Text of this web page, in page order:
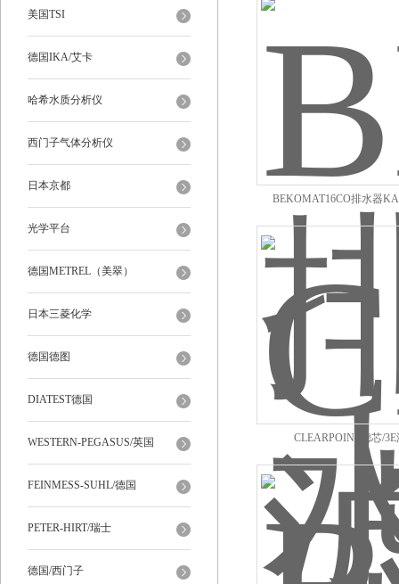
美国TSI
德国IKA/艾卡
哈希水质分析仪
西门子气体分析仪
日本京都
光学平台
德国METREL（美翠）
日本三菱化学
德国德图
DIATEST德国
WESTERN-PEGASUS/英国
FEINMESS-SUHL/德国
PETER-HIRT/瑞士
德国/西门子
BEKOMAT16CO排水器
CLEARPOINT滤芯/